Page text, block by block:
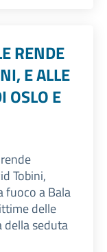
RENDE
E ALLE
OSLO E
Tobini,
fuoco a Bala
delle
della seduta